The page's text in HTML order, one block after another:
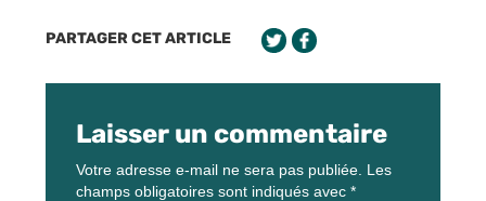
PARTAGER CET ARTICLE
Laisser un commentaire
Votre adresse e-mail ne sera pas publiée. Les
champs obligatoires sont indiqués avec *